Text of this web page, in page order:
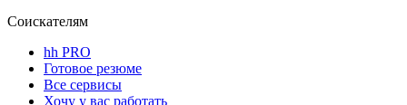
Соискателям
hh PRO
Готовое резюме
Все сервисы
Хочу у вас работать